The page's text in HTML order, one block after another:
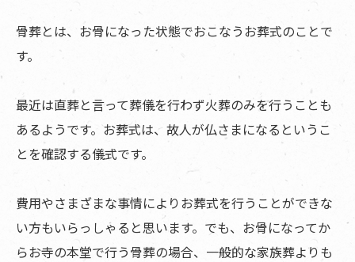
骨葬とは、お骨になった状態でおこなうお葬式のことで
す。
最近は直葬と言って葬儀を行わず火葬のみを行うことも
あるようです。お葬式は、故人が仏さまになるというこ
とを確認する儀式です。
費用やさまざまな事情によりお葬式を行うことができな
い方もいらっしゃると思います。でも、お骨になってか
らお寺の本堂で行う骨葬の場合、一般的な家族葬よりも